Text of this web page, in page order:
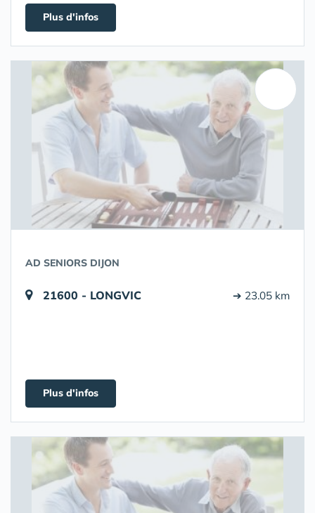
Plus d'infos
AD SENIORS DIJON
21600 - LONGVIC ➔ 23.05 km
Plus d'infos